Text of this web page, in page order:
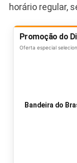
horário regular,
Promoção do
Oferta especial
Bandeira do